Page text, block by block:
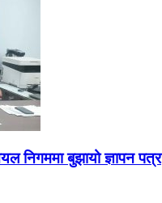
निगममा बुझायो ज्ञापन पत्र